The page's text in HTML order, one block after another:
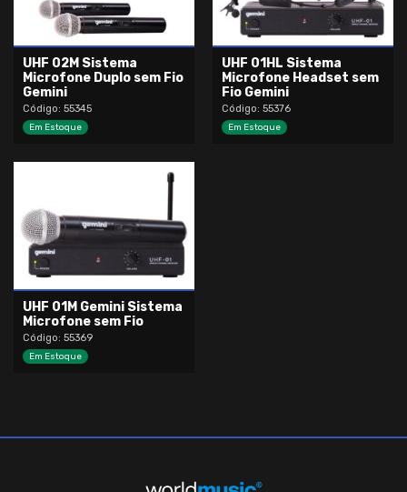
UHF 02M Sistema
Microfone Duplo sem Fio
Gemini
Código: 55345
Em Estoque
UHF 01HL Sistema
Microfone Headset sem
Fio Gemini
Código: 55376
Em Estoque
UHF 01M Gemini Sistema
Microfone sem Fio
Código: 55369
Em Estoque